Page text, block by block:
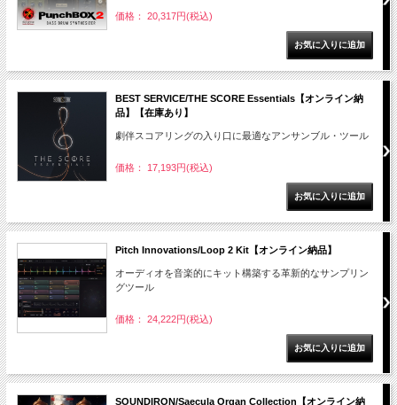
価格： 20,317円(税込)
BEST SERVICE/THE SCORE Essentials【オンライン納
品】【在庫あり】
劇伴スコアリングの入り口に最適なアンサンブル・ツール
価格： 17,193円(税込)
Pitch Innovations/Loop 2 Kit【オンライン納品】
オーディオを音楽的にキット構築する革新的なサンプリン
グツール
価格： 24,222円(税込)
SOUNDIRON/Saecula Organ Collection【オンライン納